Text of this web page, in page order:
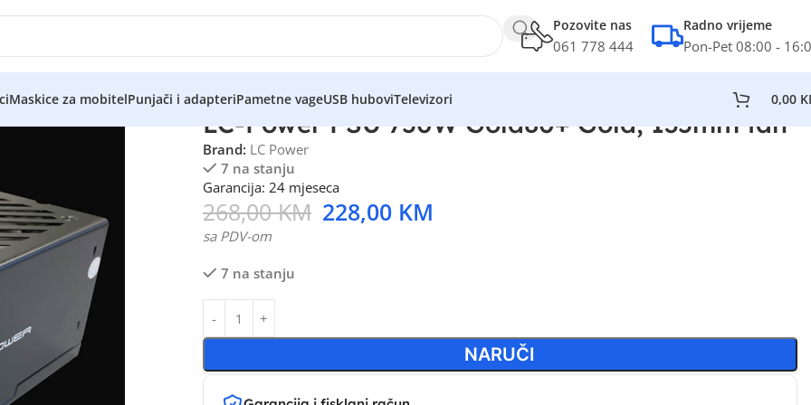
Pozovite nas
061 778 444
Radno vrijeme
Pon-Pet 08:00 -
Maskice za mobitelPunjači i adapteriPametne vageUSB huboviTelevizori 0,00
LC-Power PSU 750W Gold80+ Gold, 135mm fan
Brand: LC Power
7 na stanju
Garancija: 24 mjeseca
268,00KM 228,00 KM
sa PDV-om
7 na stanju
NARUČI